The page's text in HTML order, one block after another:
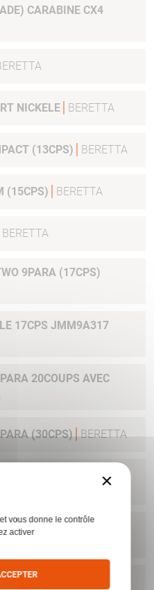
CARABINE CX4
NICKELE BERETTA
(13CPS) BERETTA
(15CPS) BERETTA
BERETTA
9PARA (17CPS)
17CPS JMM9A317
20COUPS AVEC
(30CPS) BERETTA
6CPS UD5A0910
8CPS E00635
CAL45 9CPS
×
vous donne le contrôle
activer